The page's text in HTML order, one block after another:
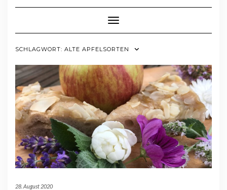
Toggle Navigation
SCHLAGWORT: ALTE APFELSORTEN
28. August 2020